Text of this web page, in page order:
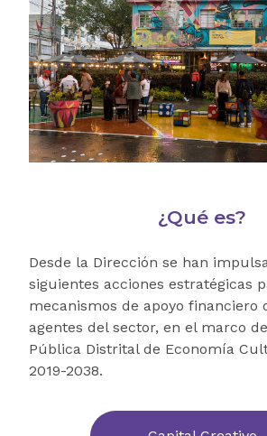
¿Qué es?
Desde la Dirección se han
siguientes acciones estratégicas
mecanismos de apoyo financiero
agentes del sector, en el marco
Pública Distrital de Economía
2019-2038.